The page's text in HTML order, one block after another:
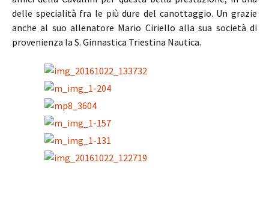
delle specialità fra le più dure del canottaggio. Un grazie
anche al suo allenatore Mario Ciriello alla sua società di
provenienza la S. Ginnastica Triestina Nautica.